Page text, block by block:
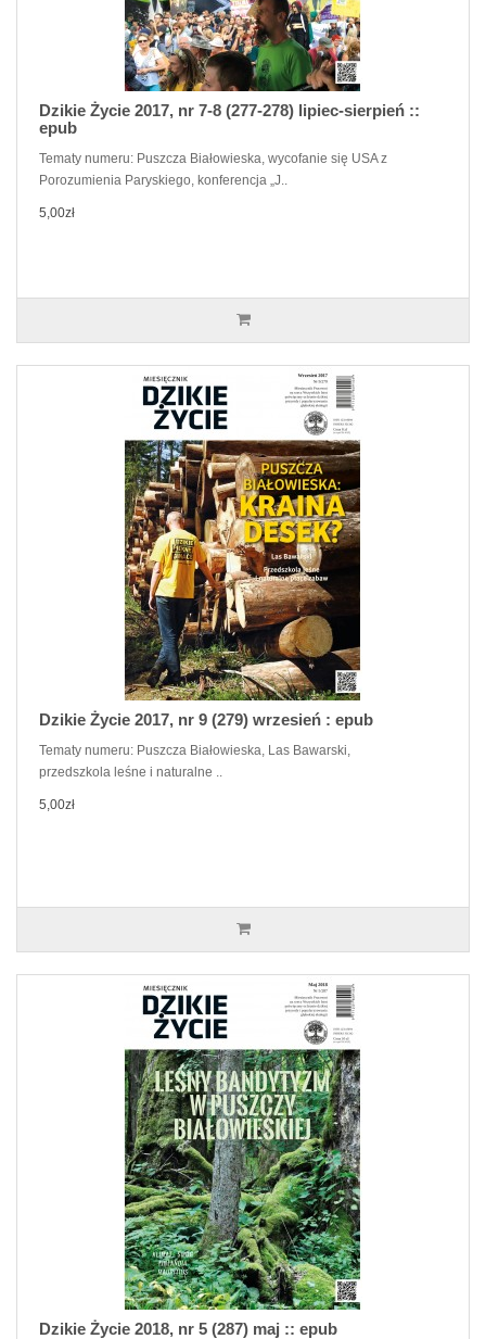
Dzikie Życie 2017, nr 7-8 (277-278) lipiec-sierpień ::
epub
Tematy numeru: Puszcza Białowieska, wycofanie się USA z
Porozumienia Paryskiego, konferencja „J..
5,00zł
Dzikie Życie 2017, nr 9 (279) wrzesień : epub
Tematy numeru: Puszcza Białowieska, Las Bawarski,
przedszkola leśne i naturalne ..
5,00zł
Dzikie Życie 2018, nr 5 (287) maj :: epub